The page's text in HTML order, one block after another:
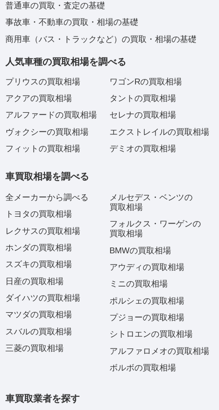
普通車の買取・査定の基礎
事故車・不動車の買取・相場の基礎
商用車（バス・トラックなど）の買取・相場の基礎
人気車種の買取相場を調べる
プリウスの買取相場
アクアの買取相場
アルファードの買取相場
ヴォクシーの買取相場
フィットの買取相場
ワゴンRの買取相場
タントの買取相場
セレナの買取相場
エクストレイルの買取相場
デミオの買取相場
車買取相場を調べる
全メーカーから調べる
トヨタの買取相場
レクサスの買取相場
ホンダの買取相場
スズキの買取相場
日産の買取相場
ダイハツの買取相場
マツダの買取相場
スバルの買取相場
三菱の買取相場
メルセデス・ベンツの
買取相場
フォルクス・ワーゲンの
買取相場
BMWの買取相場
アウディの買取相場
ミニの買取相場
ポルシェの買取相場
プジョーの買取相場
シトロエンの買取相場
アルファロメオの買取相場
ボルボの買取相場
車買取業者を探す